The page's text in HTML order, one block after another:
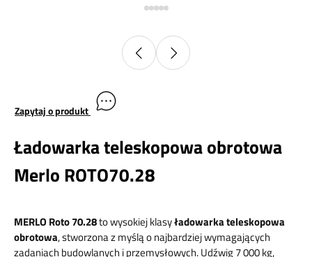
Zapytaj o produkt
Ładowarka teleskopowa obrotowa
Merlo ROTO70.28
MERLO Roto 70.28to wysokiej klasyładowarka teleskopowa
obrotowa, stworzona z myślą o najbardziej wymagających
zadaniach budowlanych i przemysłowych. Udźwig 7 000 kg,